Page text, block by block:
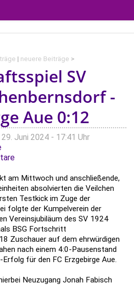
| neuere Beiträge >
SV
-
Aue 0:12
Juni 2024 - 17:41 Uhr
am Mittwoch und anschließende,
absolvierten die Veilchen
Testkick im Zuge der
folgte der Kumpelverein der
Vereinsjubiläum des SV 1924
BSG Fortschritt
Zuschauer auf dem ehrwürdigen
nach einem 4:0-Pausenstand
für den FC Erzgebirge Aue.
Neuzugang Jonah Fabisch